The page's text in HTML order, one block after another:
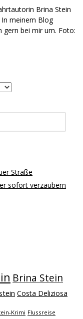
Brina Stein
In meinem Blog
gern bei mir um. Foto:
Straße
sofort verzaubern
Brina Stein
Costa Deliziosa
Krimi Flussreise